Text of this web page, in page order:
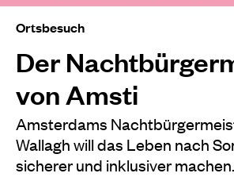
Ortsbesuch
Der
von Amsti
Amsterdams
Wallagh will das Leben nach
sicherer und inklusiver machen.